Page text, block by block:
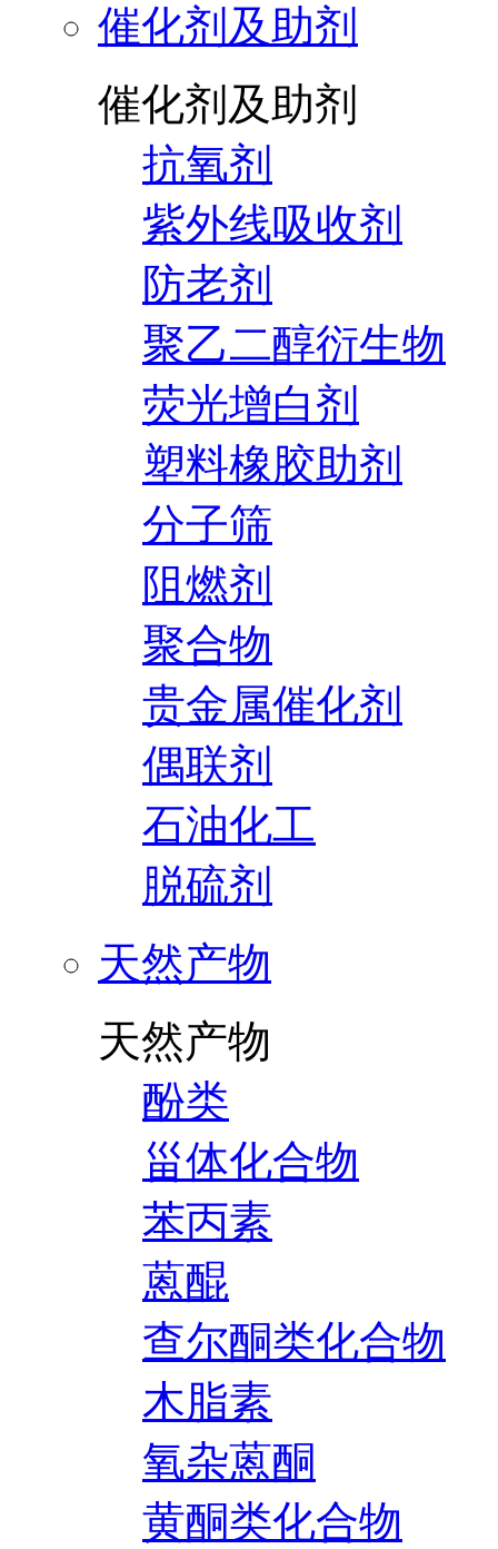
催化剂及助剂
催化剂及助剂
抗氧剂
紫外线吸收剂
防老剂
聚乙二醇衍生物
荧光增白剂
塑料橡胶助剂
分子筛
阻燃剂
聚合物
贵金属催化剂
偶联剂
石油化工
脱硫剂
天然产物
天然产物
酚类
甾体化合物
苯丙素
蒽醌
查尔酮类化合物
木脂素
氧杂蒽酮
黄酮类化合物